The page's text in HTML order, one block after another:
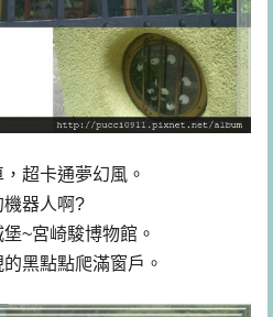
超卡通夢幻風。
機器人啊?
~宮崎駿博物館。
黑點點爬滿窗戶。